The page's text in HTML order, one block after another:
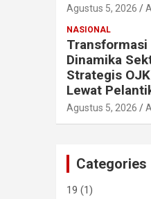
Agustus 5, 2026
NASIONAL
Transformasi
Dinamika
Strategis
Lewat
Agustus 5, 2026
Categories
19 (1)